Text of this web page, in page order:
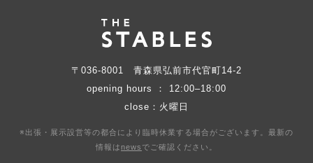
〒036-8001 青森県弘前市代官町14-2
opening hours ： 12:00–18:00
close：火曜日
※出張・展示設営等の都合により臨時休業する場合がございます。最新の
情報は news で ご確認ください。